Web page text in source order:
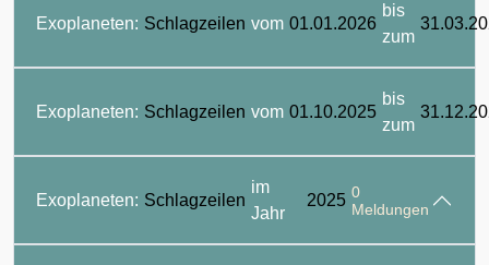
Exoplaneten: Schlagzeilen vom 01.01.2026
bis
zum
Exoplaneten: Schlagzeilen vom 01.10.2025
bis
zum
Exoplaneten: Schlagzeilen
im
Jahr
2025 0
Meldungen